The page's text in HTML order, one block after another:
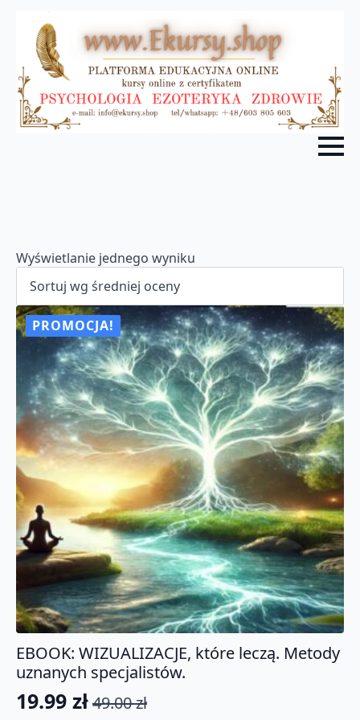
Wyświetlanie jednego wyniku
PROMOCJA!
EBOOK: WIZUALIZACJE, które leczą. Metody
uznanych specjalistów.
49.00zł
Pierwotna
19.99 zł
Aktualna